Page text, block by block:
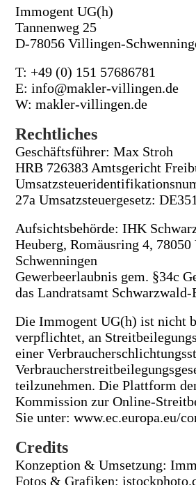
Immogent UG(h)
Tannenweg 25
D-78056 Villingen-
T: +49 (0) 151 57686781
E: info@makler-villingen.de
W: makler-villingen.de
Rechtliches
Geschäftsführer: Max Stroh
HRB 726383 Amtsgericht
27a Umsatzsteuergesetz:
Aufsichtsbehörde: IHK
Heuberg, Romäusring 4,
Schwenningen
Gewerbeerlaubnis gem. §34c
das Landratsamt
Die Immogent UG(h) ist nicht
verpflichtet, an
einer
teilzunehmen. Die Plattform
Kommission zur Online-
Sie unter: www.ec.europa.eu/
Credits
Konzeption & Umsetzung:
Fotos & Grafiken: